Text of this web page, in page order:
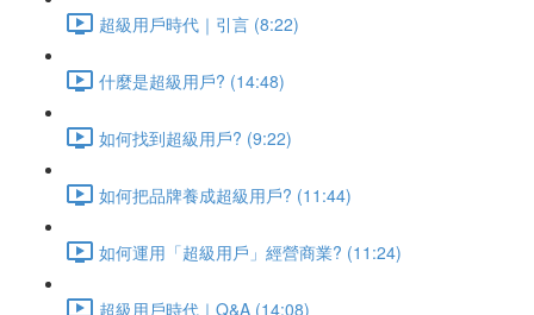
超級用戶時代｜引言 (8:22)
什麼是超級用戶? (14:48)
如何找到超級用戶? (9:22)
如何把品牌養成超級用戶? (11:44)
如何運用「超級用戶」經營商業? (11:24)
超級用戶時代｜Q&A (14:08)